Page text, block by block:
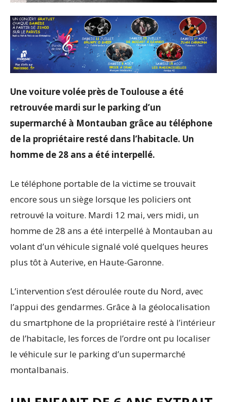
Une voiture volée près de Toulouse a été
retrouvée mardi sur le parking d’un
supermarché à Montauban grâce au téléphone
de la propriétaire resté dans l’habitacle. Un
homme de 28 ans a été interpellé.
Le téléphone portable de la victime se trouvait
encore sous un siège lorsque les policiers ont
retrouvé la voiture. Mardi 12 mai, vers midi, un
homme de 28 ans a été interpellé à Montauban au
volant d’un véhicule signalé volé quelques heures
plus tôt à Auterive, en Haute-Garonne.
L’intervention s’est déroulée route du Nord, avec
l’appui des gendarmes. Grâce à la géolocalisation
du smartphone de la propriétaire resté à l’intérieur
de l’habitacle, les forces de l’ordre ont pu localiser
le véhicule sur le parking d’un supermarché
montalbanais.